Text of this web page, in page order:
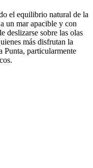
el equilibrio natural de la
un mar apacible y con
deslizarse sobre las olas
más disfrutan la
Punta, particularmente